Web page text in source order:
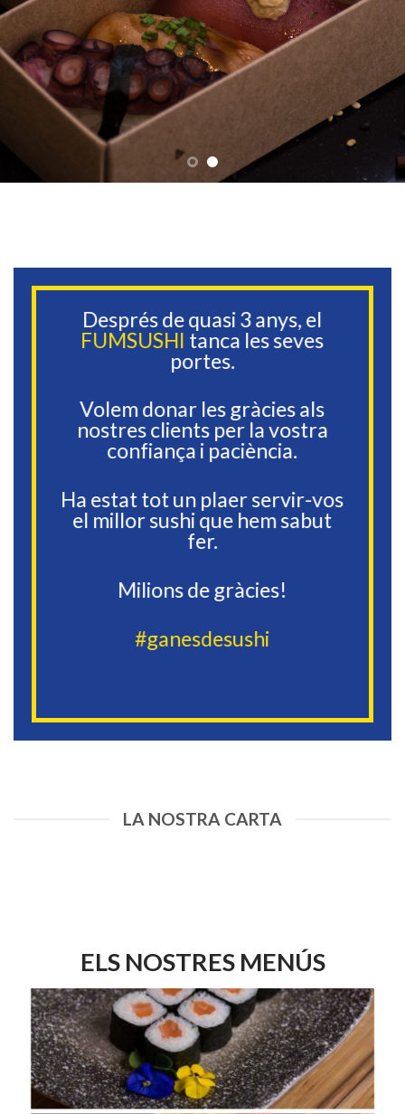
Després de quasi 3 anys, el
FUMSUSHI tanca les seves
portes.
Volem donar les gràcies als
nostres clients per la vostra
confiança i paciència.
Ha estat tot un plaer servir-vos
el millor sushi que hem sabut
fer.
Milions de gràcies!
#ganesdesushi
LA NOSTRA CARTA
ELS NOSTRES MENÚS